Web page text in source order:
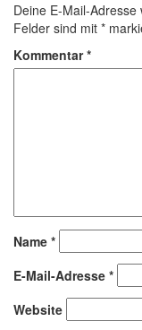
Deine E-Mail-
Felder sind mit *
Kommentar*
Name *
E-Mail-Adresse *
Website